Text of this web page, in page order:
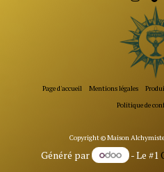
Page d'accueil Mentions légales
Politique de
Copyrigh​t © Maison Alchymiste
Généré par
- Le #1